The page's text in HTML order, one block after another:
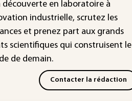
d'électricité solaire
en Europe
découverte en laboratoire à
industrielle, scrutez les
et prenez part aux grands
scientifiques qui construisent le
de demain.
Contacter la rédaction